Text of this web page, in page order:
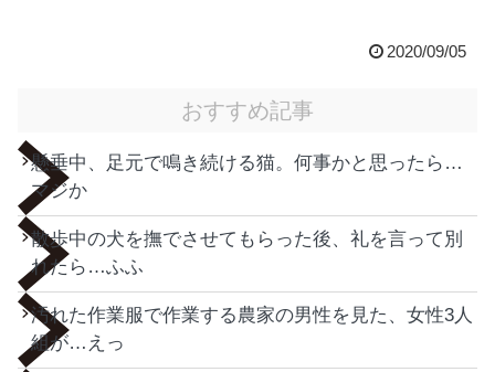
2020/09/05
おすすめ記事
懸垂中、足元で鳴き続ける猫。何事かと思ったら…
マジか
散歩中の犬を撫でさせてもらった後、礼を言って別
れたら…ふふ
汚れた作業服で作業する農家の男性を見た、女性3人
組が…えっ